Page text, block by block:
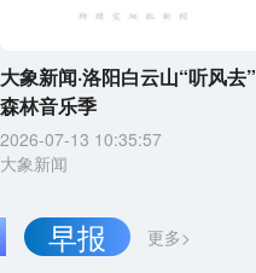
大象新闻·洛阳白云山“听风去”
森林音乐季
2026-07-13 10:35:57
大象新闻
更多>
早报